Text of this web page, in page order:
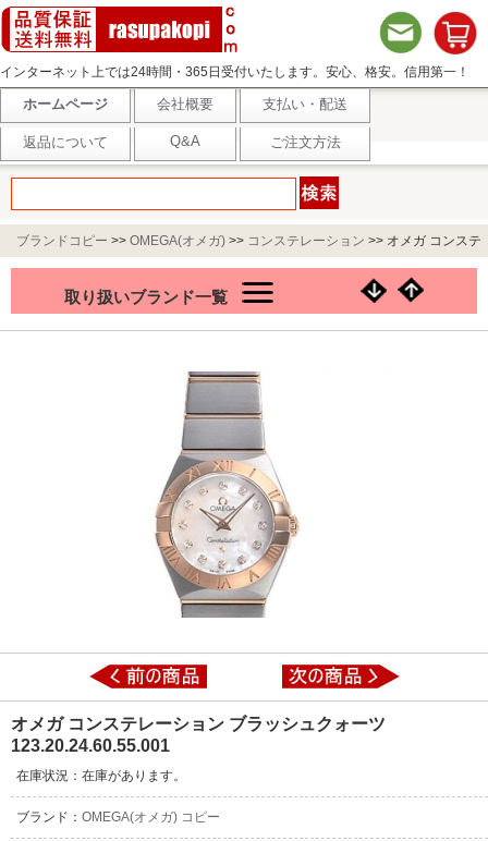
インターネット上では24時間・365日受付いたします。安心、格安。信用第一！
ホームページ 会社概要 支払い・配送
返品について Q&A ご注文方法
ブランドコピー >> OMEGA(オメガ) >> コンステレーション >> オメガ コンステ
取り扱いブランド一覧
オメガ コンステレーション ブラッシュクォーツ
123.20.24.60.55.001
在庫状況：在庫があります。
ブランド： OMEGA(オメガ) コピー